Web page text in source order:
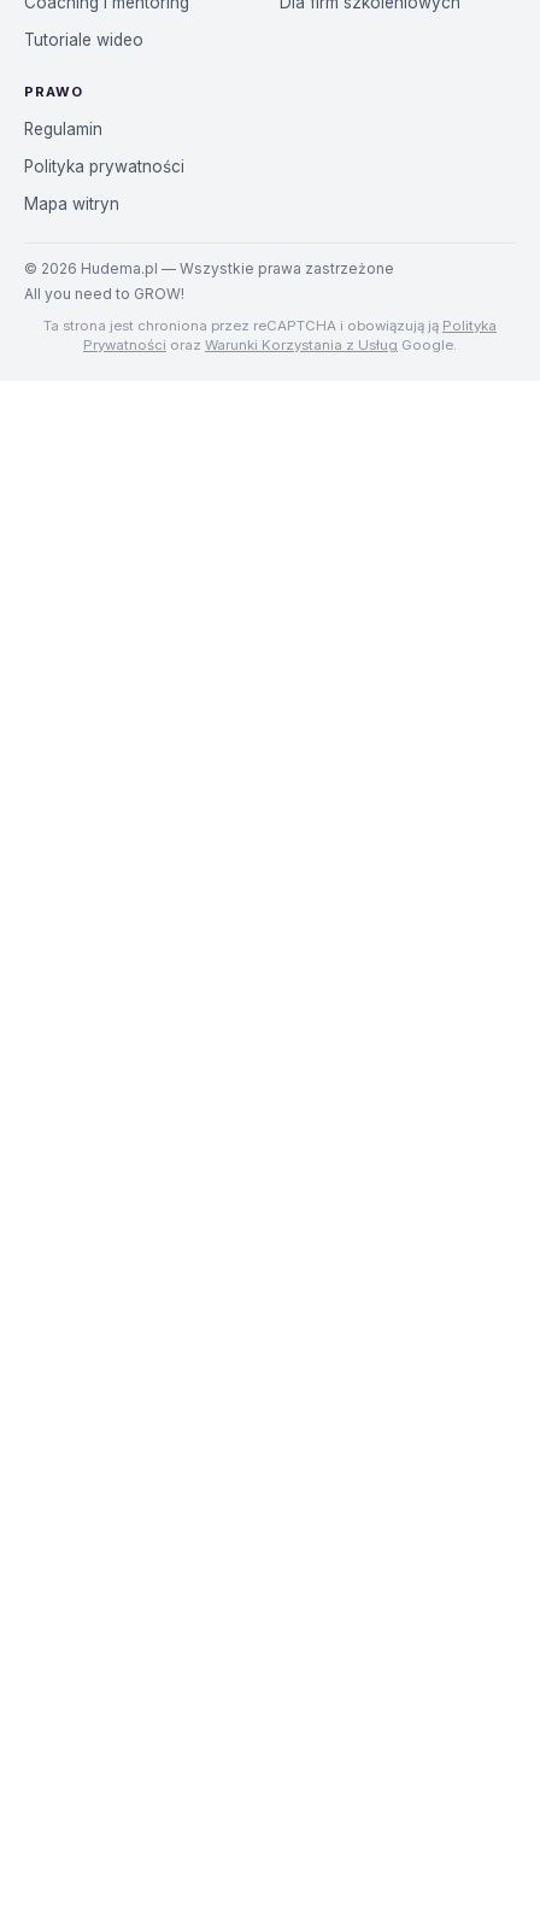
Tutoriale wideo
PRAWO
Regulamin
Polityka prywatności
Mapa witryn
© 2026 Hudema.pl — Wszystkie prawa zastrzeżone
All you need to GROW!
Ta strona jest chroniona przez reCAPTCHA i obowiązują ją Polityka
Prywatności oraz Warunki Korzystania z Usług Google.